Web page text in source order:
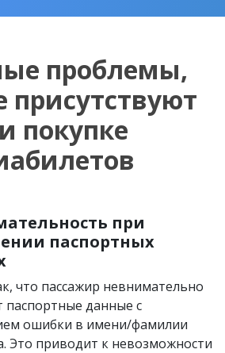
проблемы,
присутствуют
покупке
при
паспортных
что пассажир невнимательно
паспортные данные с
ошибки в имени/фамилии
Это приводит к невозможности